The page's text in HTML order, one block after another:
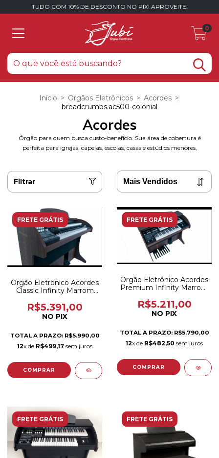
TUDO COM 10% DE DESCONTO NO PIX! APROVEITE!
0
Início > Orgãos Eletrônicos > Acordes >
breadcrumbs.ac500-colonial
Acordes
Órgão para quem busca custo-benefício. Sua área de cobertura é
perfeita para igrejas, capelas, escolas, casas e estúdios menores,
Filtrar
FRETE GRÁTIS
Orgão Eletrônico Acordes
Classic Infinity Marrom
R$5.391,00
NO PIX
TOTAL A PRAZO: R$5.990,00
12x de R$499,17 sem juros
FRETE GRÁTIS
Orgão Eletrônico Acordes
Premium Infinity Marrom
R$5.211,00
NO PIX
TOTAL A PRAZO: R$5.790,00
12x de R$482,50 sem juros
FRETE GRÁTIS FRETE GRÁTIS